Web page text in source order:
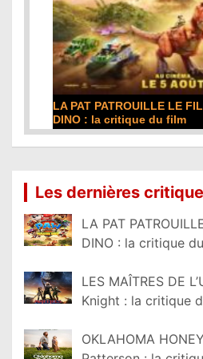
LA PAT PATROUILLE LE
DINO : la critique du film
Les dernières
LA PAT
DINO : la critique
LES MAÎTRES DE
Knight : la critique
OKLAHOMA